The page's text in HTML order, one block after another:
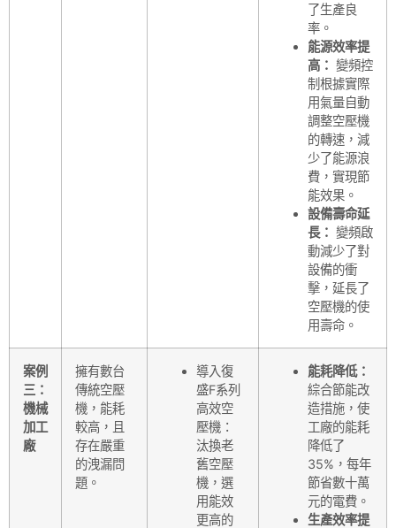
了生產良
率。
能源效率提
高： 變頻控
制根據實際
用氣量自動
調整空壓機
的轉速，減
少了能源浪
費，實現節
能效果。
設備壽命延
長： 變頻啟
動減少了對
設備的衝
擊，延長了
空壓機的使
用壽命。
案例
三：
機械
加工
廠
擁有數台
傳統空壓
機，能耗
較高，且
存在嚴重
的洩漏問
題。
導入復
盛F系列
高效空
壓機：
汰換老
舊空壓
機，選
用能效
更高的
能耗降低：
綜合節能改
造措施，使
工廠的能耗
降低了
35%，每年
節省數十萬
元的電費。
生產效率提